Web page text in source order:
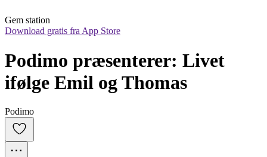
Gem station
Download gratis fra App Store
Podimo præsenterer: Livet
ifølge Emil og Thomas
Podimo